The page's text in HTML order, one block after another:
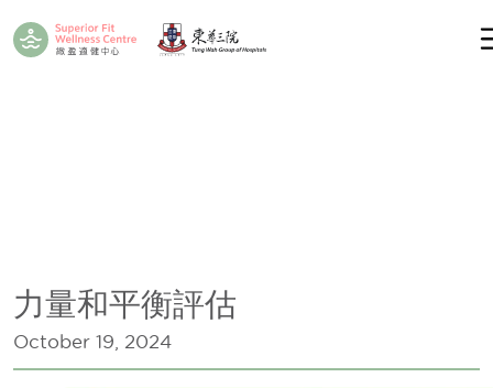
力量和平衡評估
October 19, 2024